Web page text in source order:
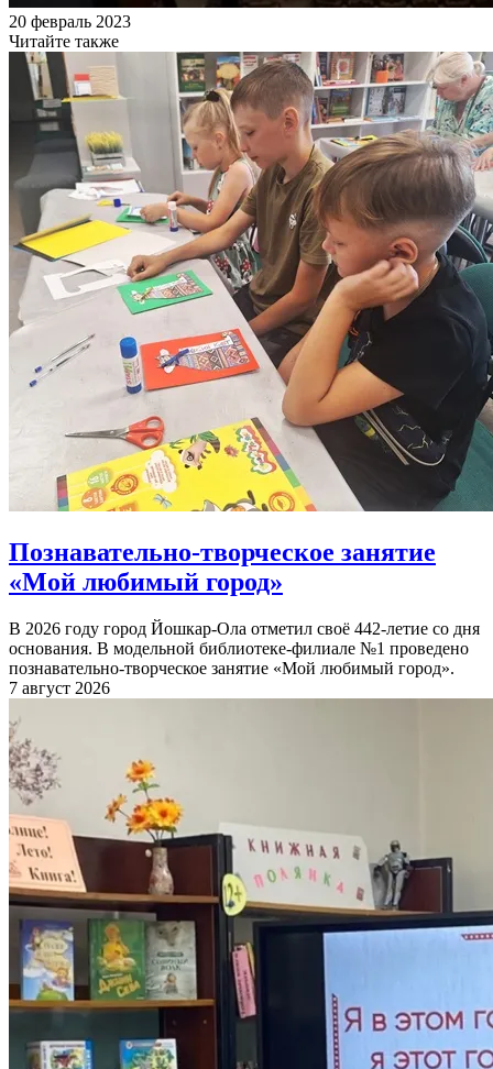
20 февраль 2023
Читайте также
Познавательно-творческое занятие
«Мой любимый город»
В 2026 году город Йошкар-Ола отметил своё 442-летие со дня
основания. В модельной библиотеке-филиале №1 проведено
познавательно-творческое занятие «Мой любимый город».
7 август 2026